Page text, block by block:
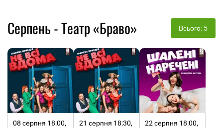
Серпень - Театр «Браво» Всього: 5
08 серпня 18:00,
21 серпня 18:30,
22 серпня 18:00,